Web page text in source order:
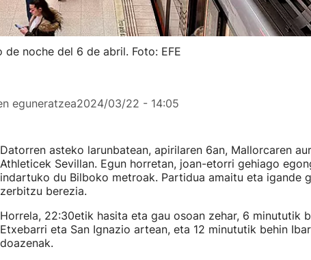
noche del 6 de abril. Foto: EFE
eguneratzea2024/03/22 - 14:05
Datorren asteko larunbatean, apirilaren 6an, Mallorcaren
Athleticek Sevillan. Egun horretan, joan-etorri gehiago
indartuko du Bilboko metroak. Partidua amaitu eta igande
zerbitzu berezia.
Horrela, 22:30etik hasita eta gau osoan zehar, 6 minututik
Etxebarri eta San Ignazio artean, eta 12 minututik behin
doazenak.